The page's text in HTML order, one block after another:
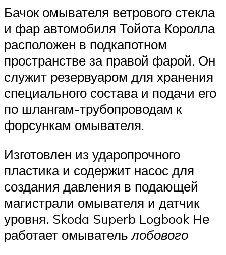
Бачок омывателя ветрового стекла
и фар автомобиля Тойота Королла
расположен в подкапотном
пространстве за правой фарой. Он
служит резервуаром для хранения
специального состава и подачи его
по шлангам-трубопроводам к
форсункам омывателя.
Изготовлен из ударопрочного
пластика и содержит насос для
создания давления в подающей
магистрали омывателя и датчик
уровня. Skoda Superb Logbook Не
работает омывательлобового